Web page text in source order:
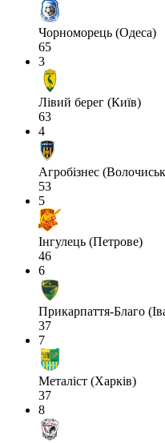
Чорноморець (Одеса)
65
3
Лівий берег (Київ)
63
4
Агробізнес
53
5
Інгулець (Петрове)
46
6
Прикарпаття-Благо
37
7
Металіст (Харків)
37
8